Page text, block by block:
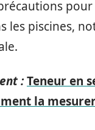
les piscines,
:Teneur en
la